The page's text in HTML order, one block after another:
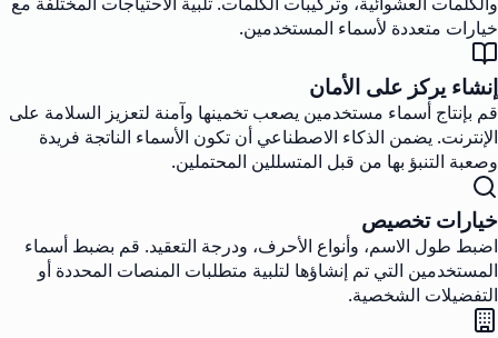
خيارات متعددة لأسماء المستخدمين.
إنشاء يركز على الأمان
قم بإنتاج أسماء مستخدمين يصعب تخمينها وآمنة لتعزيز السلامة على
الإنترنت. يضمن الذكاء الاصطناعي أن تكون الأسماء الناتجة فريدة
وصعبة التنبؤ بها من قبل المتسللين المحتملين.
خيارات تخصيص
اضبط طول الاسم، وأنواع الأحرف، ودرجة التعقيد. قم بضبط أسماء
المستخدمين التي تم إنشاؤها لتلبية متطلبات المنصات المحددة أو
التفضيلات الشخصية.